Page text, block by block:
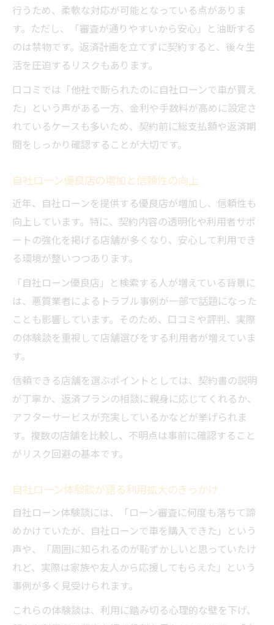
行うため、柔軟な対応が可能となっている点がありま
す。ただし、「審査が通りやすいから安心」と油断する
のは禁物です。返済計画を立てずに契約すると、後々生
活を圧迫するリスクもあります。
口コミでは「他社で断られたのに自社ローンで車が買え
た」という声がある一方、金利や手数料が高めに設定さ
れているケースも多いため、契約前に総支払額や返済期
間をしっかり確認することが大切です。
自社ローン優良店の増加と信頼性の向上
近年、自社ローンを提供する優良店が増加し、信頼性も
向上しています。特に、契約内容の透明化や利用者サポ
ートの強化を掲げる店舗が多くなり、安心して利用でき
る環境が整いつつあります。
「自社ローン優良店」と検索する人が増えている背景に
は、悪質業者によるトラブル事例が一部で話題になった
ことも影響しています。そのため、口コミや評判、実際
の体験談を重視して店舗選びをする利用者が増えていま
す。
信頼できる店舗を選ぶポイントとしては、契約書の説明
が丁寧か、返済プランの相談に親身に応じてくれるか、
アフターサービスが充実しているかなどが挙げられま
す。複数の店舗を比較し、不明点は事前に確認すること
がリスク回避の基本です。
自社ローン体験談が語る利用拡大のきっかけ
自社ローン体験談には、「ローン審査に何度も落ちて諦
めかけていたが、自社ローンで車を購入できた」という
声や、「周囲に知られるのが恥ずかしいと思っていたけ
れど、実際は家族や友人から応援してもらえた」という
事例が多く見受けられます。
これらの体験談は、利用に踏み切る心理的な壁を下げ、